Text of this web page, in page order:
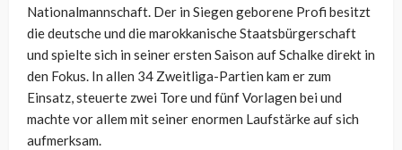
Nationalmannschaft. Der in Siegen geborene Profi besitzt
die deutsche und die marokkanische Staatsbürgerschaft
und spielte sich in seiner ersten Saison auf Schalke direkt in
den Fokus. In allen 34 Zweitliga-Partien kam er zum
Einsatz, steuerte zwei Tore und fünf Vorlagen bei und
machte vor allem mit seiner enormen Laufstärke auf sich
aufmerksam.